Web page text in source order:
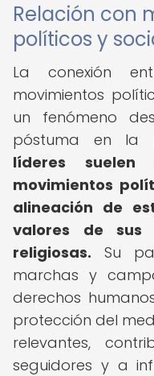
Relación con
políticos y
La conexión
movimientos
un fenómeno
póstuma en la
líderes suelen
movimientos
alineación de
valores de sus
religiosas. Su
marchas y
derechos
protección del
relevantes,
seguidores y a